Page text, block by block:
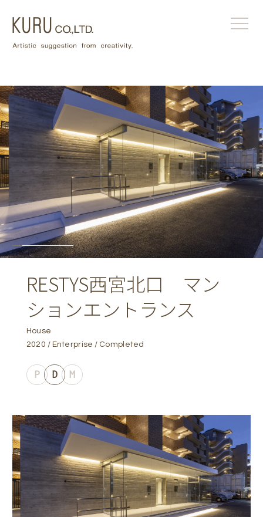
RESTYS西宮北口 マン
ションエントランス
House
2020
Enterprise Completed
P D M